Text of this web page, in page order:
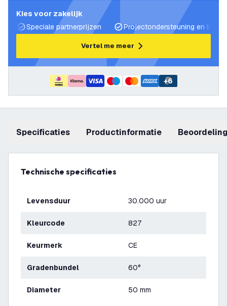
Kies voor zakelijk
Speciale partnerprijzen
Projectondersteuning en
Vertel me meer
+6
Specificaties productinformatie
Technische specificaties
Levensduur 30.000 uur
Kleurcode 827
Keurmerk CE
Gradenbundel 60°
Diameter 50 mm